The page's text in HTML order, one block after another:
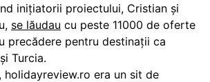
iniţiatorii proiectului, Cristian şi
se lăudau cu peste 11000 de oferte
precădere pentru destinaţii ca
Turcia.
holidayreview.ro era un sit de